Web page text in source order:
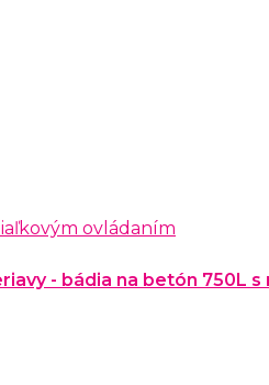
ovládaním